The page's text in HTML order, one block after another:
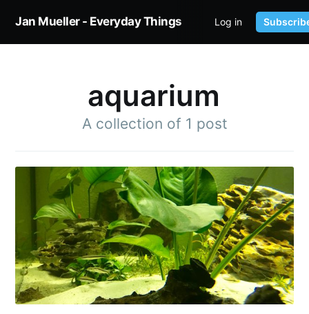
Jan Mueller - Everyday Things HOME TWITTER
Log in
aquarium
A collection of 1 post